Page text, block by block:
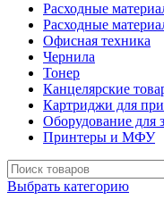
Расходные
Расходные
Офисная техника
Чернила
Тонер
Канцелярские
Картриджи для
Оборудование для
Принтеры и МФУ
Выбрать категорию